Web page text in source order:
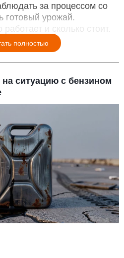
за процессом со
готовый урожай.
и сколько стоит.
полностью
на ситуацию с бензином